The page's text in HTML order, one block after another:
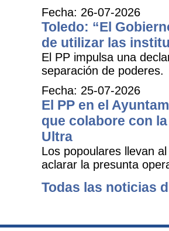
Fecha: 26-07-2026
Toledo: “El
de utilizar las
El PP impulsa una
separación de poderes.
Fecha: 25-07-2026
El PP en el
que colabore con
Ultra
Los popoulares llevan
aclarar la presunta
Todas las noticias